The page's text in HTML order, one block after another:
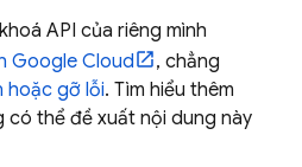
API của riêng mình
Google Cloud
, chẳng
hoặc gỡ lỗi. Tìm hiểu thêm
có thể đề xuất nội dung này